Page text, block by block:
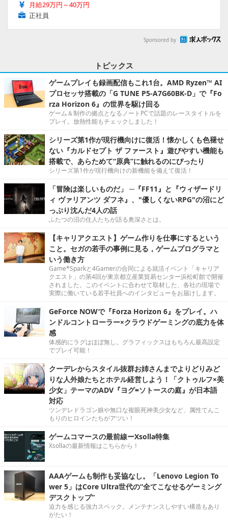
月給29万円～40万円
正社員
Sponsored by
トピックス
ゲームプレイも録画配信もこれ1台。AMD Ryzen™ AI
プロセッサ搭載の「G TUNE P5-A7G60BK-D」で『Fo
rza Horizon 6』の世界を駆け回る
ゲーム＆制作の拠点となるノートPCで話題のレースタイトルを
プレイ。放熱性能もチェックしました！
シリーズ第1作が現行機向けに復活！懐かしくも色褪せ
ない『カルドセプト ザ ファースト』遊びやすい機能も
搭載で、あらためて“原典”に触れるのにぴったり
シリーズ第1作が現行機向けの新機能を備えて復活！
「冒険は楽しいものだ」 ─『FF11』と『ウィザードリ
ィ ヴァリアンツ ダフネ』、"優しくないRPG"の沼にど
っぷり沈んだ4人の話
ふたつの沼の住人たちが語る奥深さとは。
【キャリアクエスト】ゲーム作りを仕事にするという
こと。セガの若手の事例に見る，ゲームプログラマと
いう働き方
Game*Sparkと4Gamerの合同による就活イベント「キャリア
クエスト」の第4回が東京都立産業貿易センター浜松町館で開催
されました。このイベントに合わせて取材した、各社の現場で
実際に働いている若手社員へのインタビューをお届けします。
GeForce NOWで『Forza Horizon 6』をプレイ。ハ
ンドルコントローラー×クラウドゲーミングの底力を体
感
体感的にラグはほぼ無し。グラフィックスはもちろん最高設定
でプレイ可能！
クーデレからスタイル抜群お姉さんまでよりどりみど
りな人外娘たちとホテル経営しよう！「クトゥルフ×美
少女」テーマのADV『ヨグ=ソトースの庭』が日本語
対応
ツンデレドラゴン娘や無口な複眼死神美少女など、属性てんこ
もりのヒロインたちがアツい！
ゲームコマースの最前線ーXsolla特集
Xsollaの最新情報はこちらから！
AAAゲームも制作も妥協なし。「Lenovo Legion To
wer 5」はCore Ultra世代の“全てこなせるゲーミング
デスクトップ”
迫力を感じる強力スペック。メンテナンスしやすい構造もあり
がたい！